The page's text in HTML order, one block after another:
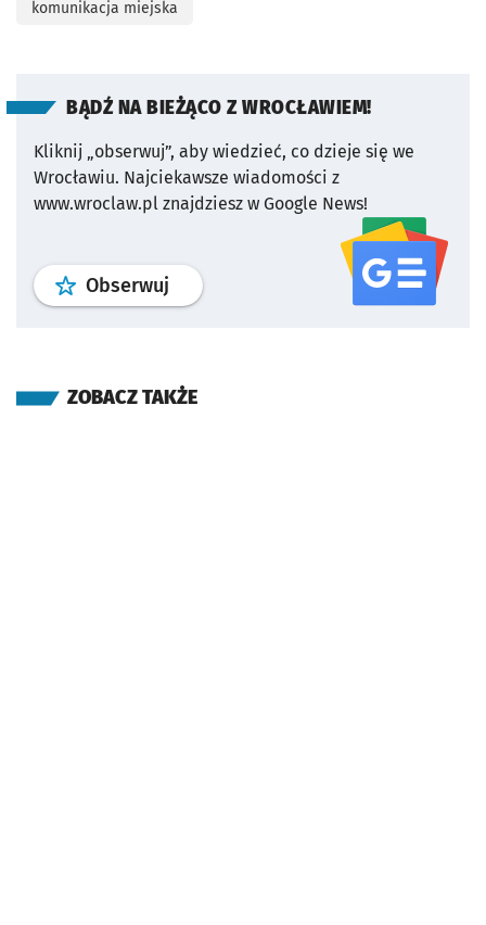
komunikacja miejska
BĄDŹ NA BIEŻĄCO Z WROCŁAWIEM!
Kliknij „obserwuj”, aby wiedzieć, co dzieje się we
Wrocławiu. Najciekawsze wiadomości z
www.wroclaw.pl znajdziesz w Google News!
Obserwuj profil serwisu
ZOBACZ TAKŻE